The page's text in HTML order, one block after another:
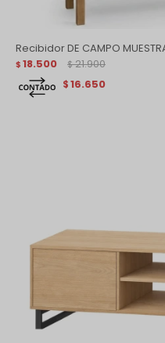
Recibidor DE CAMPO
$ 18.500 $ 21.900
$16.650